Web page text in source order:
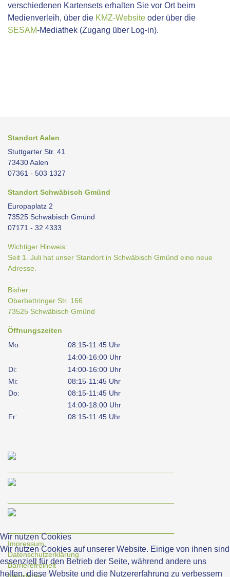
verschiedenen Kartensets erhalten Sie vor Ort beim
Medienverleih, über die KMZ-Website oder über die
SESAM-Mediathek (Zugang über Log-in).
Standort Aalen
Stuttgarter Str. 41
73430 Aalen
07361 - 503 1327
Standort Schwäbisch Gmünd
Europaplatz 2
73525 Schwäbisch Gmünd
07171 - 32 4333
Wichtiger Hinweis:
Seit 1. Juli hat unser Standort in Schwäbisch Gmünd eine neue
Adresse.
Bisher:
Oberbettringer Str. 166
73525 Schwäbisch Gmünd
Öffnungszeiten
Mo:
08:15-11:45 Uhr
14:00-16:00 Uhr
Di:
14:00-16:00 Uhr
Mi:
08:15-11:45 Uhr
Do:
08:15-11:45 Uhr
14:00-18:00 Uhr
Fr:
08:15-11:45 Uhr
Impressum
Datenschutzerklärung
Barrierefreiheit
Wir nutzen Cookies
Wir nutzen Cookies auf unserer Website. Einige von ihnen sind
essenziell für den Betrieb der Seite, während andere uns
helfen, diese Website und die Nutzererfahrung zu verbessern